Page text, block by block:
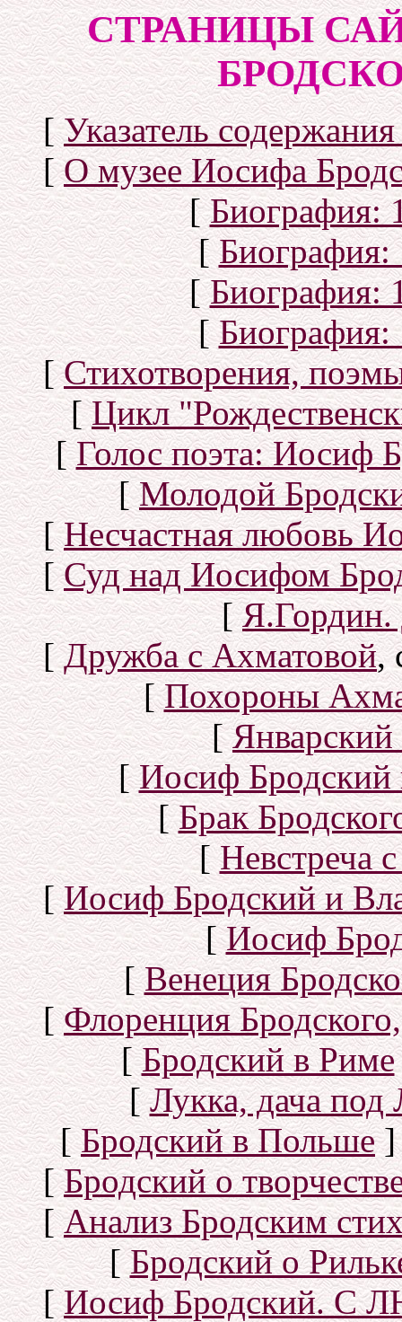
СТРАНИЦЫ
[Указатель
[О музее Иосифа
[Биография:
[Биография:
[Биография:
[Биография:
[Стихотворения,
[Цикл
[Голос поэта: Иосиф
[Молодой
[Несчастная любовь
[Суд над Иосифом
[Я.Гордин.
[Дружба с Ахматовой,
[Похороны
[Январский
[Иосиф Бродский
[Брак
[Невстреча
[Иосиф Бродский и
[Иосиф
[Венеция
[Флоренция
[Бродский в Риме
[Лукка, дача под
[Бродский в Польше]
[Бродский о
[Анализ Бродским
[Бродский о
[Иосиф Бродский. С